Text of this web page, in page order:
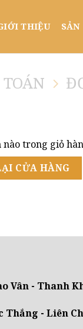
THIỆU
nào trong giỏ
CỬA HÀNG
Vân - Thanh
Thắng - Liên